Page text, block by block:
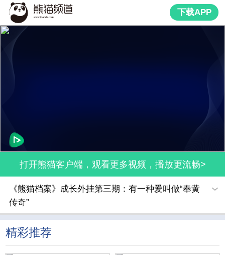
下载APP
打开熊猫客户端，观看更多视频，播放更流畅>
《熊猫档案》成长外挂第三期：有一种爱叫做“奉黄
传奇”
精彩推荐